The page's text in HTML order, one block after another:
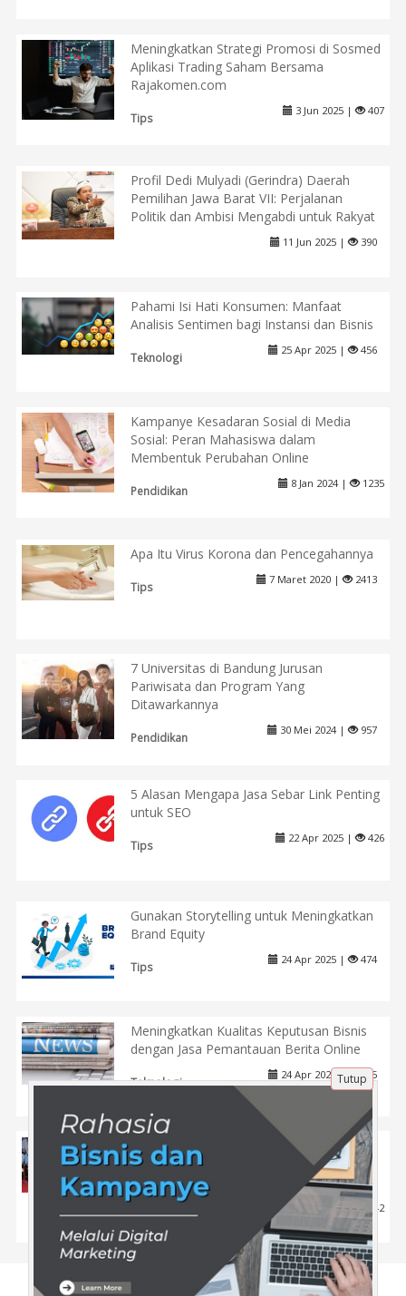
Meningkatkan Strategi Promosi di Sosmed
Aplikasi Trading Saham Bersama
Rajakomen.com
Tips
3 Jun 2025 | 407
Profil Dedi Mulyadi (Gerindra) Daerah
Pemilihan Jawa Barat VII: Perjalanan
Politik dan Ambisi Mengabdi untuk Rakyat
11 Jun 2025 | 390
Pahami Isi Hati Konsumen: Manfaat
Analisis Sentimen bagi Instansi dan Bisnis
Teknologi
25 Apr 2025 | 456
Kampanye Kesadaran Sosial di Media
Sosial: Peran Mahasiswa dalam
Membentuk Perubahan Online
Pendidikan
8 Jan 2024 | 1235
Apa Itu Virus Korona dan Pencegahannya
Tips
7 Maret 2020 | 2413
7 Universitas di Bandung Jurusan
Pariwisata dan Program Yang
Ditawarkannya
Pendidikan
30 Mei 2024 | 957
5 Alasan Mengapa Jasa Sebar Link Penting
untuk SEO
Tips
22 Apr 2025 | 426
Gunakan Storytelling untuk Meningkatkan
Brand Equity
Tips
24 Apr 2025 | 474
Meningkatkan Kualitas Keputusan Bisnis
dengan Jasa Pemantauan Berita Online
Teknologi
24 Apr 2025 | 455
Mengapa Sutiyoso Menganggap Prabowo
Lebih Emosian Dibandin Anies Baswedan?
Simak Penjelasannya Disini!
Politik
9 Feb 2024 | 1542
Tutup